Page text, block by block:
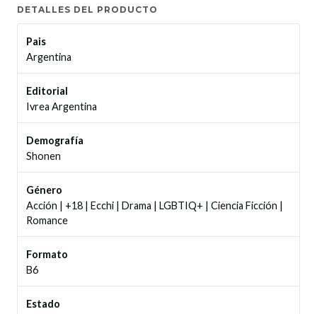
DETALLES DEL PRODUCTO
Pais
Argentina
Editorial
Ivrea Argentina
Demografía
Shonen
Género
Acción | +18 | Ecchi | Drama | LGBTIQ+ | Ciencia Ficción |
Romance
Formato
B6
Estado